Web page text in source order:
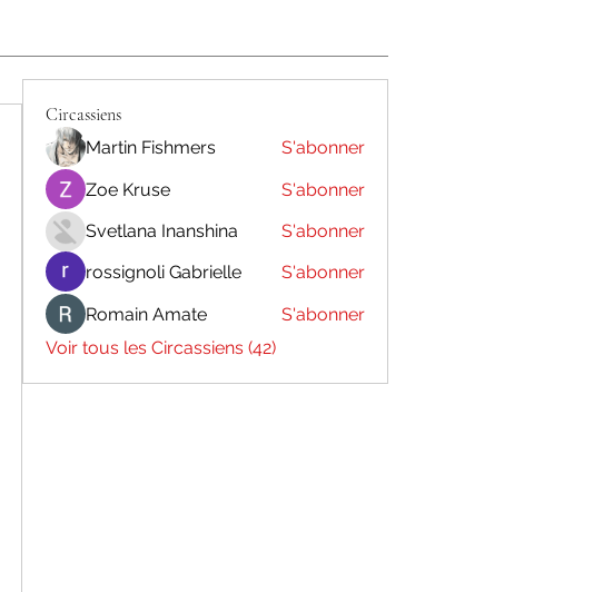
Circassiens
Martin Fishmers
S'abonner
Zoe Kruse
S'abonner
Svetlana Inanshina
S'abonner
rossignoli Gabrielle
S'abonner
Romain Amate
S'abonner
Voir tous les Circassiens (42)